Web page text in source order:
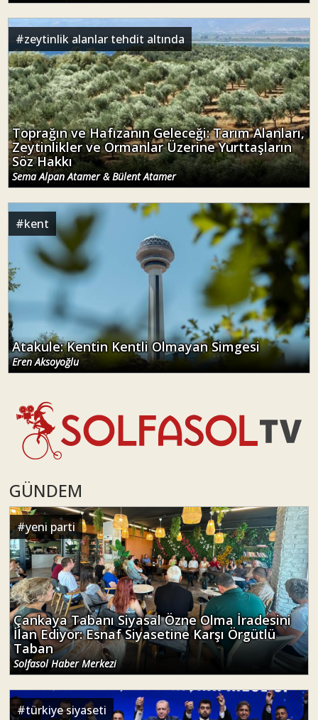
#zeytinlik alanlar tehdit altında
Toprağın ve Hafızanın Geleceği: Tarım Alanları,
Zeytinlikler ve Ormanlar Üzerine Yurttaşların
Söz Hakkı
Sema Alpan Atamer & Bülent Atamer
#kent
Atakule: Kentin Kentli Olmayan Simgesi
Eren Aksoyoğlu
GÜNDEM
#yeni parti
Çankaya Tabanı Siyasal Özne Olma İradesini
İlan Ediyor: Esnaf Siyasetine Karşı Örgütlü
Taban
Solfasol Haber Merkezi
#türkiye siyaseti